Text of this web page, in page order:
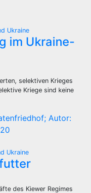
Ukraine
im Ukraine-
selektiven Krieges
Kriege sind keine
Ukraine
des Kiewer Regimes